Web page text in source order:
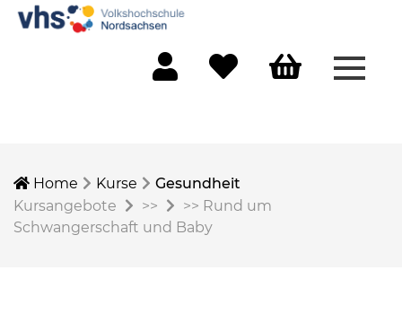
Home Kurse
Gesundheit
Kursangebote
>> >> Rund um
Schwangerschaft und Baby